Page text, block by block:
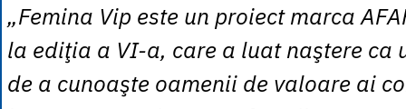
„Femina Vip este un proiect marca
la ediţia a VI-a, care a luat naştere ca
de a cunoaşte oamenii de valoare ai